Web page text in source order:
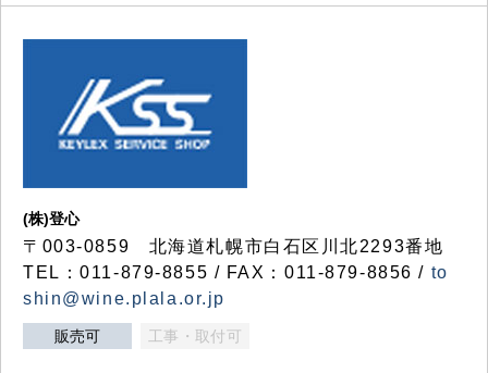
(株)登心
〒003-0859 北海道札幌市白石区川北2293番地
TEL：011-879-8855 / FAX：011-879-8856 / to
shin@wine.plala.or.jp
販売可 工事・取付可